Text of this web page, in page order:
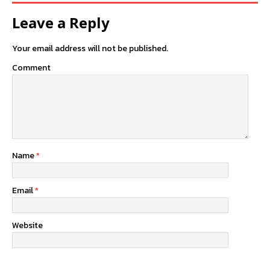
Leave a Reply
Your email address will not be published.
Comment
Name*
Email*
Website